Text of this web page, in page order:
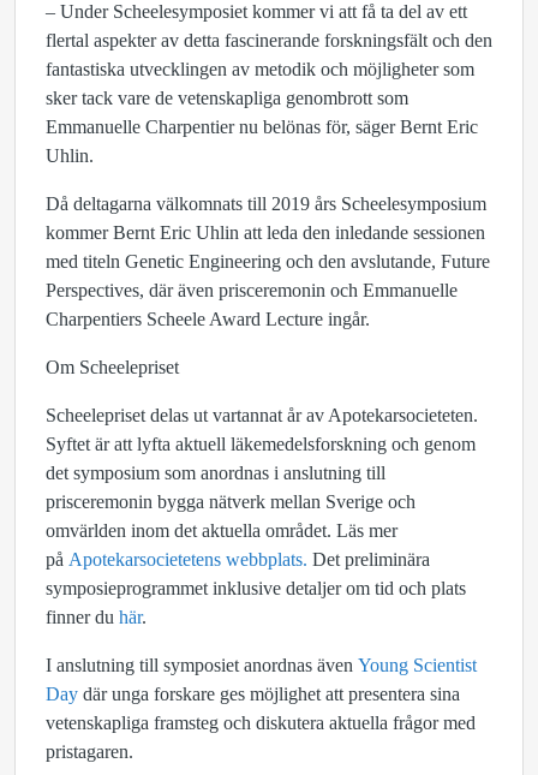
– Under Scheelesymposiet kommer vi att få ta del av ett
flertal aspekter av detta fascinerande forskningsfält och den
fantastiska utvecklingen av metodik och möjligheter som
sker tack vare de vetenskapliga genombrott som
Emmanuelle Charpentier nu belönas för, säger Bernt Eric
Uhlin.
Då deltagarna välkomnats till 2019 års Scheelesymposium
kommer Bernt Eric Uhlin att leda den inledande sessionen
med titeln Genetic Engineering och den avslutande, Future
Perspectives, där även prisceremonin och Emmanuelle
Charpentiers Scheele Award Lecture ingår.
Om Scheelepriset
Scheelepriset delas ut vartannat år av Apotekarsocieteten.
Syftet är att lyfta aktuell läkemedelsforskning och genom
det symposium som anordnas i anslutning till
prisceremonin bygga nätverk mellan Sverige och
omvärlden inom det aktuella området. Läs mer
på Apotekarsocietetens webbplats. Det preliminära
symposieprogrammet inklusive detaljer om tid och plats
finner du här.
I anslutning till symposiet anordnas även Young Scientist
Day där unga forskare ges möjlighet att presentera sina
vetenskapliga framsteg och diskutera aktuella frågor med
pristagaren.